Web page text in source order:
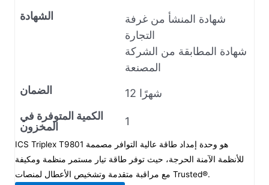
الشهادة
شهادة المنشأ من غرفة
التجارة
شهادة المطابقة من الشركة
المصنعة
الضمان
12 شهرًا
الكمية المتوفرة في
المخزون
1
ICS Triplex T9801 هو وحدة إمداد طاقة عالية التوافر مصممة
للأنظمة الآمنة الحرجة، حيث توفر طاقة تيار مستمر منظمة ومكيفة
مع مراقبة متقدمة وتشخيص الأعطال لمنصات Trusted®.